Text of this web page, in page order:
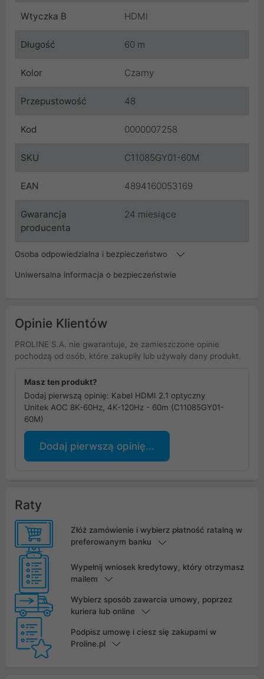
Wtyczka B HDMI
Długość 60 m
Kolor Czarny
Przepustowość 48
Kod 0000007258
SKU C11085GY01-60M
EAN 4894160053169
Gwarancja
producenta
24 miesiące
Osoba odpowiedzialna i bezpieczeństwo
Uniwersalna informacja o bezpieczeństwie
Opinie Klientów
PROLINE S.A. nie gwarantuje, że zamieszczone opinie
pochodzą od osób, które zakupiły lub używały dany produkt.
Masz ten produkt?
Dodaj pierwszą opinię: Kabel HDMI 2.1 optyczny
Unitek AOC 8K-60Hz, 4K-120Hz - 60m (C11085GY01-
60M)
Dodaj pierwszą opinię...
Raty
Złóż zamówienie i wybierz płatność ratalną w
preferowanym banku
Wypełnij wniosek kredytowy, który otrzymasz
mailem
Wybierz sposób zawarcia umowy, poprzez
kuriera lub online
Podpisz umowę i ciesz się zakupami w
Proline.pl